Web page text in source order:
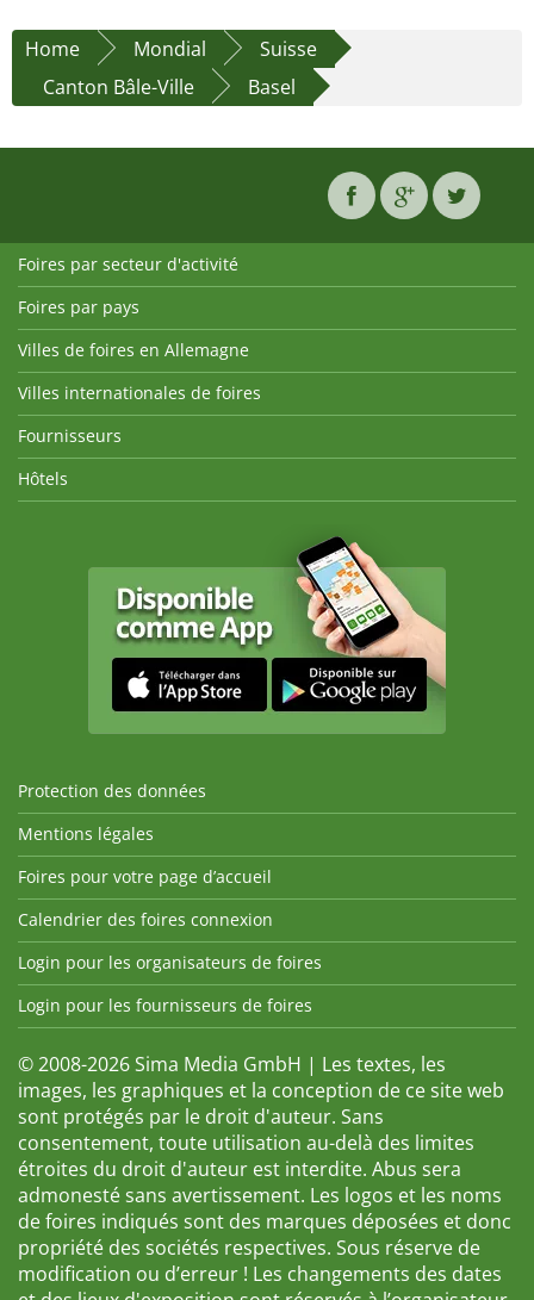
Home Mondial
Suisse
Canton Bâle-Ville
Basel
Foires par secteur d'activité
Foires par pays
Villes de foires en Allemagne
Villes internationales de foires
Fournisseurs
Hôtels
Protection des données
Mentions légales
Foires pour votre page d’accueil
Calendrier des foires connexion
Login pour les organisateurs de foires
Login pour les fournisseurs de foires
© 2008-2026 Sima Media GmbH | Les textes, les
images, les graphiques et la conception de ce site web
sont protégés par le droit d'auteur. Sans
consentement, toute utilisation au-delà des limites
étroites du droit d'auteur est interdite. Abus sera
admonesté sans avertissement. Les logos et les noms
de foires indiqués sont des marques déposées et donc
propriété des sociétés respectives. Sous réserve de
modification ou d’erreur ! Les changements des dates